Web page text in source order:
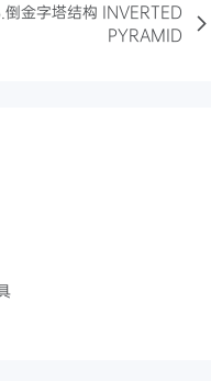
金字塔结构 INVERTED
PYRAMID